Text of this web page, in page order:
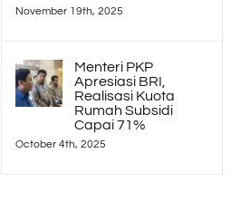
November 19th, 2025
Menteri PKP
Apresiasi BRI,
Realisasi Kuota
Rumah Subsidi
Capai 71%
October 4th, 2025